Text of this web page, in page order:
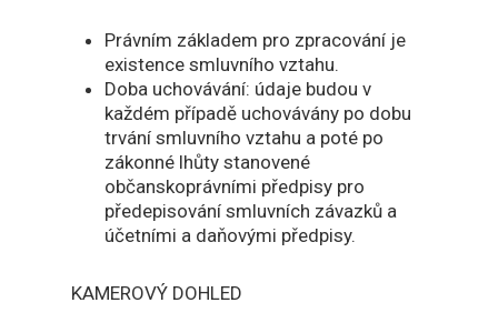
Právním základem pro zpracování je
existence smluvního vztahu.
Doba uchovávání: údaje budou v
každém případě uchovávány po dobu
trvání smluvního vztahu a poté po
zákonné lhůty stanovené
občanskoprávními předpisy pro
předepisování smluvních závazků a
účetními a daňovými předpisy.
KAMEROVÝ DOHLED